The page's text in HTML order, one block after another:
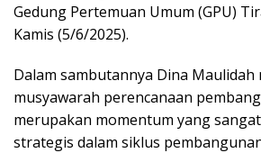
Gedung Pertemuan Umum (GPU)
Kamis (5/6/2025).
Dalam sambutannya Dina Maulidah
musyawarah perencanaan
merupakan momentum yang
strategis dalam siklus